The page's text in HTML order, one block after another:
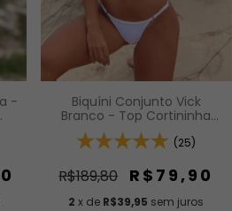
-
Biquíni Conjunto Vick
Branco - Top Cortininha
Com Calcinha Modelagem
Fio De Regulagem Na
(25)
R$189,80 R$79,90
2 x de R$39,95 sem juros